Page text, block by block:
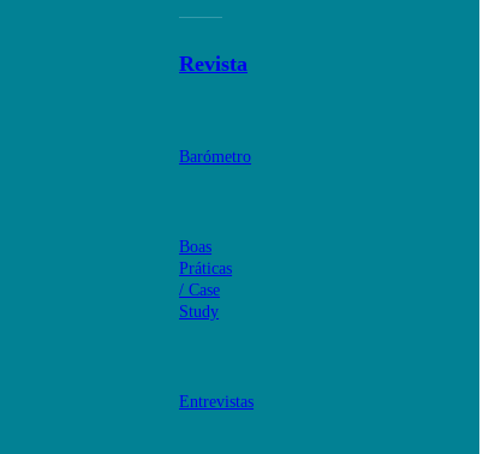
Revista
Barómetro
Boas
Práticas
/ Case
Study
Entrevistas